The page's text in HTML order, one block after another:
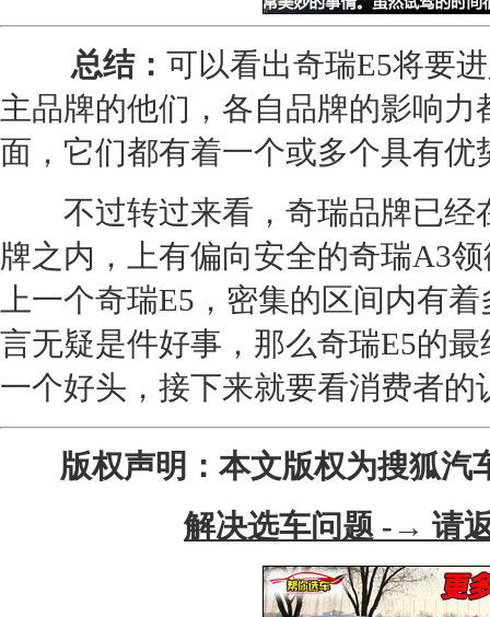
总结： 可以看出奇瑞E5将要
主品牌的他们，各自品牌的影响
面，它们都有着一个或多个具有优
不过转过来看， 奇瑞品牌已经
牌之内，上有偏向安全的奇瑞A3
上一个奇瑞E5 ，密集的区间内有
言无疑是件好事，那么奇瑞E5的最
一个好头，接下来就要看消费者的
版权声明：本文版权为搜狐汽
解决选车问题 -→ 请